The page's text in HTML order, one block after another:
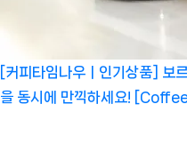
[커피타임나우ㅣ인기상품] 보
을 동시에 만끽하세요!